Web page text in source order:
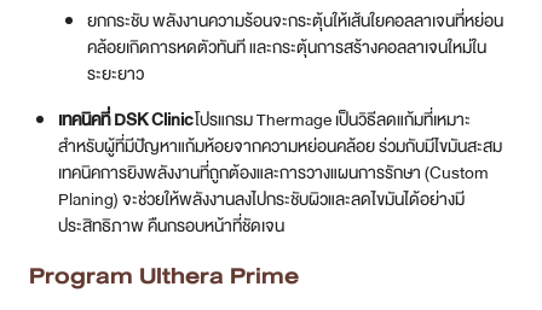
ยกกระชับ พลังงานความร้อนจะกระตุ้นให้เส้นใยคอลลาเจนที่หย่อน
คล้อยเกิดการหดตัวทันที และกระตุ้นการสร้างคอลลาเจนใหม่ใน
ระยะยาว
เทคนิคที่ DSK Clinicโปรแกรม Thermage เป็นวิธีลดแก้มที่เหมาะ
สำหรับผู้ที่มีปัญหาแก้มห้อยจากความหย่อนคล้อย ร่วมกับมีไขมันสะสม
เทคนิคการยิงพลังงานที่ถูกต้องและการวางแผนการรักษา (Custom
Planing) จะช่วยให้พลังงานลงไปกระชับผิวและลดไขมันได้อย่างมี
ประสิทธิภาพ คืนกรอบหน้าที่ชัดเจน
Program Ulthera Prime